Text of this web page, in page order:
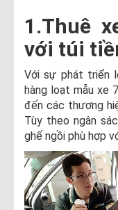
1.Thuê
với túi
Với sự phát triển
hàng loạt mẫu xe
đến các thương
Tùy theo ngân
ghế ngồi phù hợp